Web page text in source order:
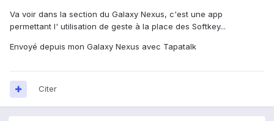
Va voir dans la section du Galaxy Nexus, c'est une app
permettant l' utilisation de geste à la place des Softkey...
Envoyé depuis mon Galaxy Nexus avec Tapatalk
Citer